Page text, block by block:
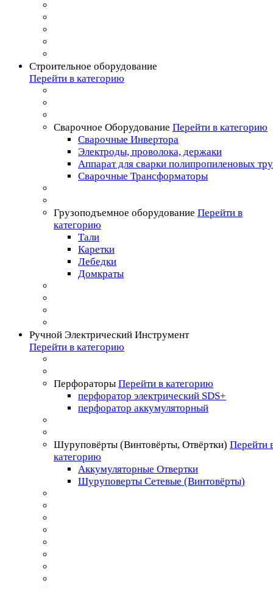
Строительное оборудование
Перейти в категорию
Сварочное Оборудование Перейти в категорию
Сварочные Инвертора
Электроды, проволока, держаки
Аппарат для сварки полипропиленовых
Сварочные Трансформаторы
Грузоподъемное оборудование Перейти в
категорию
Тали
Каретки
Лебедки
Домкраты
Ручной Электрический Инструмент
Перейти в категорию
Перфораторы Перейти в категорию
перфоратор электрический SDS+
перфоратор аккумуляторный
Шуруповёрты (Винтовёрты, Отвёртки) Перейти
категорию
Аккумуляторные Отвертки
Шуруповерты Сетевые (Винтовёрты)